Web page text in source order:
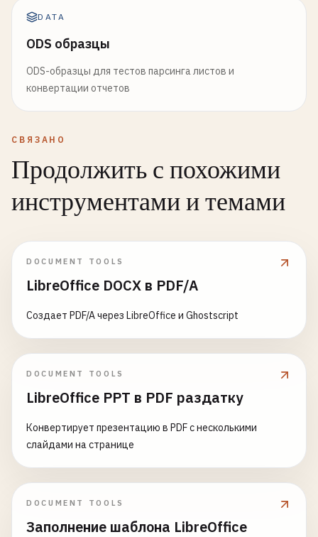
DATA
ODS образцы
ODS-образцы для тестов парсинга листов и
конвертации отчетов
СВЯЗАНО
Продолжить с похожими
инструментами и темами
DOCUMENT TOOLS
LibreOffice DOCX в PDF/A
Создает PDF/A через LibreOffice и Ghostscript
DOCUMENT TOOLS
LibreOffice PPT в PDF раздатку
Конвертирует презентацию в PDF с несколькими
слайдами на странице
DOCUMENT TOOLS
Заполнение шаблона LibreOffice